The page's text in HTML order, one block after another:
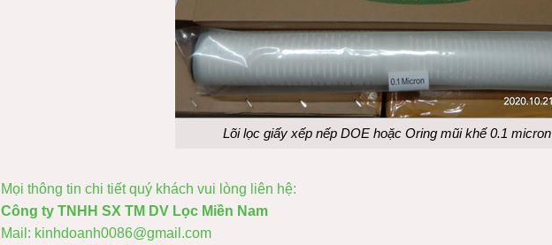
Lõi lọc giấy xếp nếp DOE hoặc Oring mũi khế 0.1 micron
Mọi thông tin chi tiết quý khách vui lòng liên hệ:
Công ty TNHH SX TM DV Lọc Miền Nam
Mail: kinhdoanh0086@gmail.com